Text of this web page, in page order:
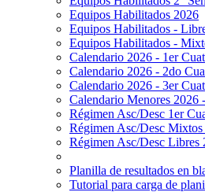
Equipos Habilitados 2026
Equipos Habilitados -
Equipos Habilitados -
Calendario 2026 - 1er Cuat
Calendario 2026 - 2do
Calendario 2026 - 3er Cuat
Calendario Menores 2026
Régimen Asc/Desc 1er
Régimen Asc/Desc
Régimen Asc/Desc Libres
Planilla de resultados en
Tutorial para carga de